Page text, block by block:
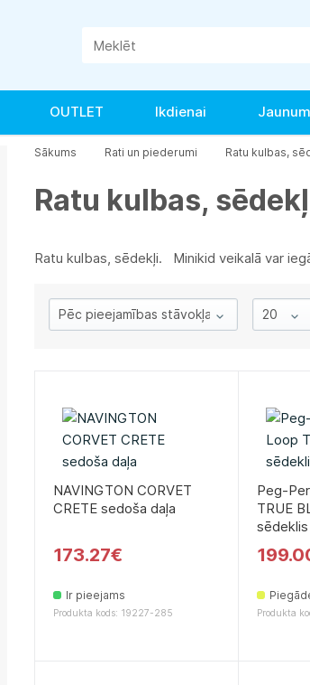
OUTLET Ikdienai
Sākums Rati un piederumi Ratu kulbas,
Ratu kulbas,
Ratu kulbas, sēdekļi. Minikid veikalā var
NAVINGTON CORVET
CRETE sedoša daļa
173.27€
Ir pieejams
Produkta kods: 19227-285
Peg-
TRUE
sēdeklis
Produkta